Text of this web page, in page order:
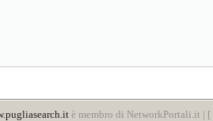
è membro di NetworkPortali.it | [